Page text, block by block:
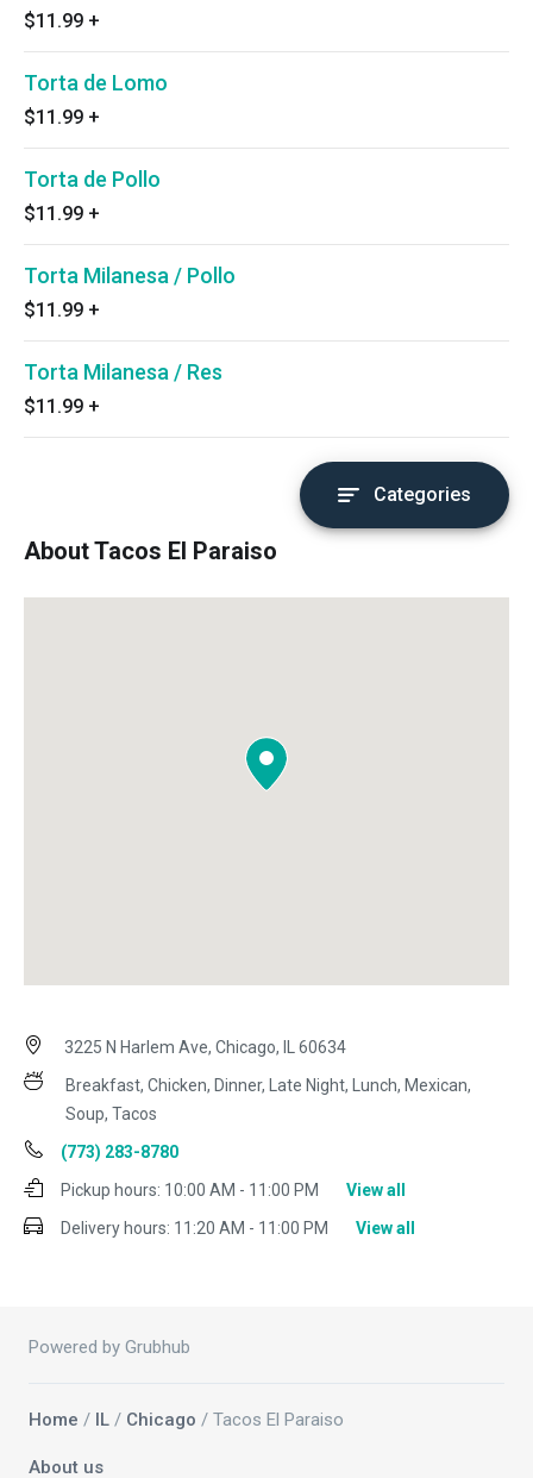
$11.99 +
Torta de Lomo
$11.99 +
Torta de Pollo
$11.99 +
Torta Milanesa / Pollo
$11.99 +
Torta Milanesa / Res
$11.99 +
Categories
About Tacos El Paraiso
3225 N Harlem Ave, Chicago, IL 60634
Breakfast, Chicken, Dinner, Late Night, Lunch, Mexican,
Soup, Tacos
(773) 283-8780
Pickup hours: 10:00 AM - 11:00 PM
View all
Delivery hours: 11:20 AM - 11:00 PM View all
Powered by Grubhub
Home / IL / Chicago / Tacos El Paraiso
About us